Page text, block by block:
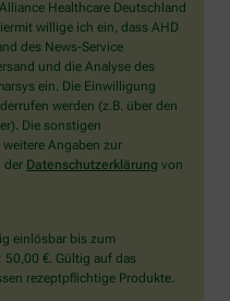
Healthcare Deutschland
willige ich ein, dass AHD
des News-Service
und die Analyse des
ein. Die Einwilligung
werden (z.B. über den
Die sonstigen
Angaben zur
der Datenschutzerklärung von
einlösbar bis zum
€. Gültig auf das
rezeptpflichtige Produkte.